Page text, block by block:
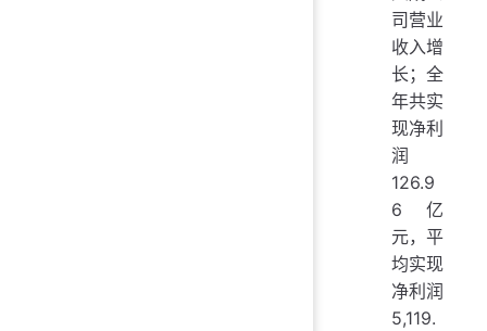
司营业
收入增
长；全
年共实
现净利
润
126.9
6亿
元，平
均实现
净利润
5,119.